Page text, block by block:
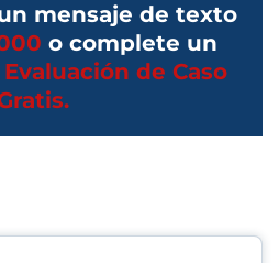
mensaje de texto
o complete un
Evaluación de Caso